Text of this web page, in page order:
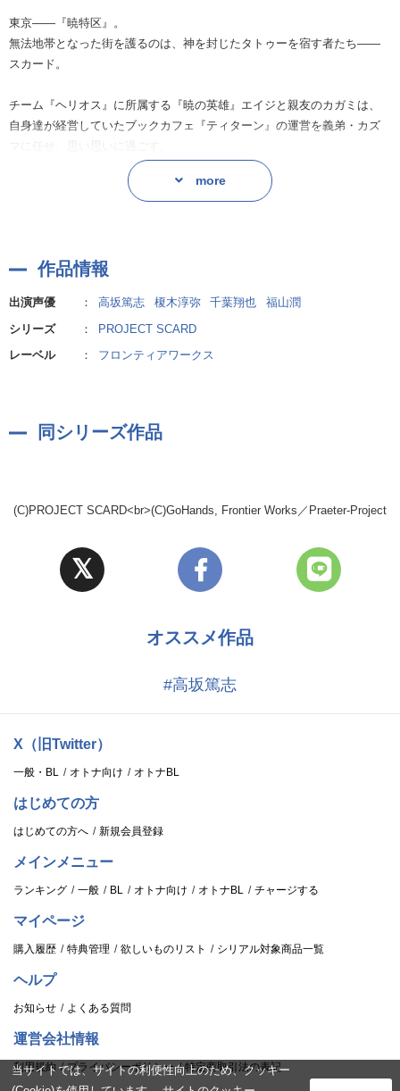
東京——『暁特区』。
無法地帯となった街を護るのは、神を封じたタトゥーを宿す者たち——
スカード。
チーム『ヘリオス』に所属する『暁の英雄』エイジと親友のカガミは、
自身達が経営していたブックカフェ『ティターン』の運営を義弟・カズ
そんないつもの風景も束の間、『暁特区』の外から逃げてきたという親
カガミの迅速かつ的確なサポートを受け、企業に乗り込むエイジ。
エイジのタトゥー『ケルベロス』が牙を剥く！
［ キャスト ］
※高坂さんの「高」の字は機種依存文字の為、代用漢字を使用しており
more
作品情報
出演声優 ： 高坂篤志 榎木淳弥 千葉翔也
福山潤
シリーズ
：
PROJECT SCARD
レーベル
： フロンティアワークス
同シリーズ作品
(C)PROJECT SCARD<br>(C)GoHands, Frontier Works／Praeter-Project
オススメ作品
#高坂篤志
X（旧Twitter）
一般・BL オトナ向け オトナBL
はじめての方
はじめての方へ 新規会員登録
メインメニュー
ランキング 一般 BL オトナ向け オトナBL チャージする
マイページ
購入履歴 特典管理 欲しいものリスト シリアル対象商品一覧
ヘルプ
お知らせ よくある質問
運営会社情報
利用規約 プライバシーポリシー 特定商取引法の表記
当サイトでは、サイトの利便性向上のため、クッキー